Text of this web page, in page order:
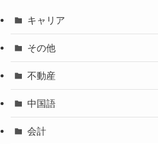
キャリア
その他
不動産
中国語
会計